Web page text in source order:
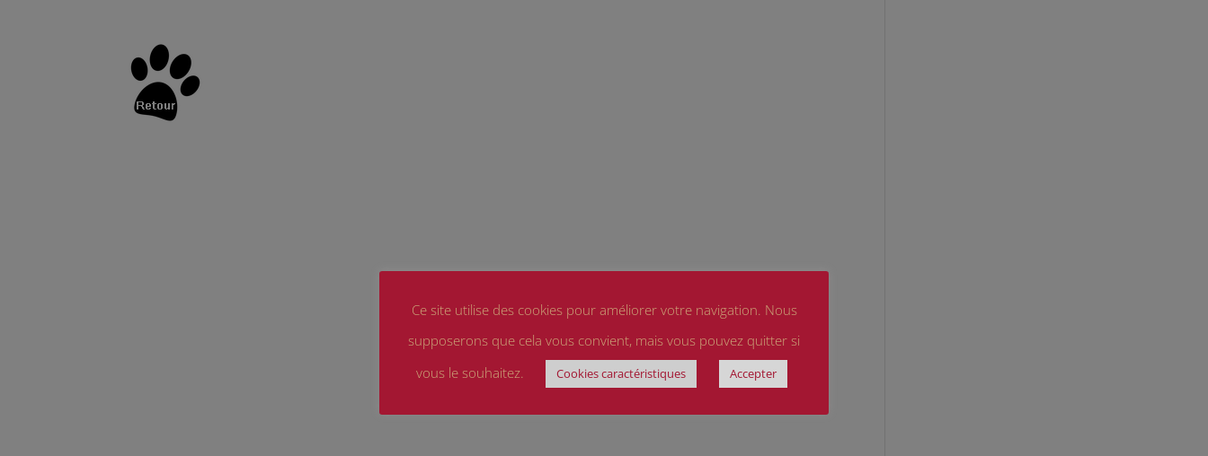
Ce site utilise des cookies pour améliorer votre navigation. Nous
supposerons que cela vous convient, mais vous pouvez quitter si
vous le souhaitez.
Cookies caractéristiques Accepter